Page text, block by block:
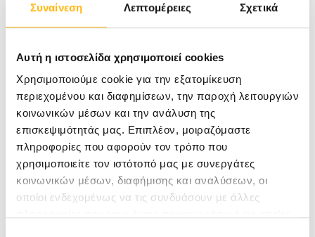
Συναίνεση Λεπτομέρειες Σχετικά
Αυτή η ιστοσελίδα χρησιμοποιεί cookies
Χρησιμοποιούμε cookie για την εξατομίκευση
περιεχομένου και διαφημίσεων, την παροχή λειτουργιών
κοινωνικών μέσων και την ανάλυση της
επισκεψιμότητάς μας. Επιπλέον, μοιραζόμαστε
πληροφορίες που αφορούν τον τρόπο που
χρησιμοποιείτε τον ιστότοπό μας με συνεργάτες
κοινωνικών μέσων, διαφήμισης και αναλύσεων, οι
οποίοι ενδεχομένως να τις συνδυάσουν με άλλες
Στο ΙΑΣΩ Θεσσαλίας η υψηλή ποιότητα των
υποχρέωση προς τους ασθενείς. Οι σύγχρονες
εγκαταστάσεις και εξοπλισμός, το άριστο
ιατρικό, επιστημονικό και νοσηλευτικό
προσωπικό και η εφαρμογή πρωτοποριακών
μεθόδων διάγνωσης και θεραπείας καθιστούν
τις συνθήκες νοσηλείας μοναδικές στη Θεσσαλία